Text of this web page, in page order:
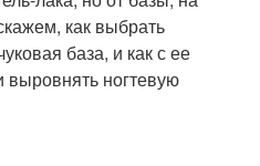
как выбрать
база, и как с ее
ногтевую